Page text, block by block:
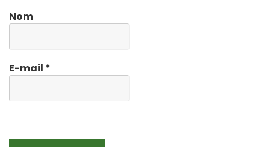
Nom
E-mail *